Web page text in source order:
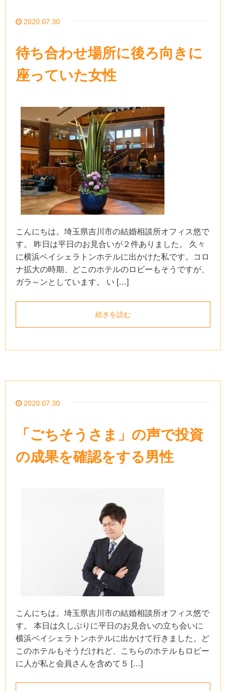
2020.07.30
待ち合わせ場所に後ろ向きに
座っていた女性
こんにちは。埼玉県吉川市の結婚相談所オフィス悠で
す。 昨日は平日のお見合いが２件ありました。 久々
に横浜ベイシェラトンホテルに出かけた私です。コロ
ナ拡大の時期、どこのホテルのロビーもそうですが、
ガラ～ンとしています。 い […]
続きを読む
2020.07.30
「ごちそうさま」の声で投資
の成果を確認をする男性
こんにちは。埼玉県吉川市の結婚相談所オフィス悠で
す。 本日は久しぶりに平日のお見合いの立ち会いに
横浜ベイシェラトンホテルに出かけて行きました。ど
このホテルもそうだけれど、こちらのホテルもロビー
に人が私と会員さんを含めて５ […]